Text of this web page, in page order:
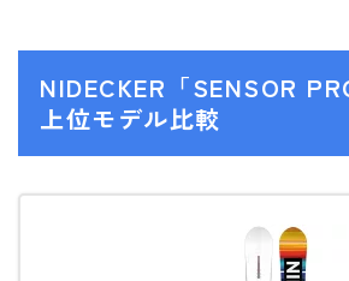
NIDECKER「SENSOR
上位モデル比較